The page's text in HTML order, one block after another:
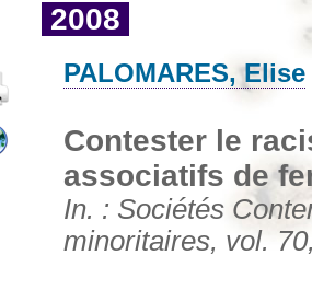
2008
PALOMARES, Elise
Contester le
associatifs de
In. : Sociétés
minoritaires, vol.